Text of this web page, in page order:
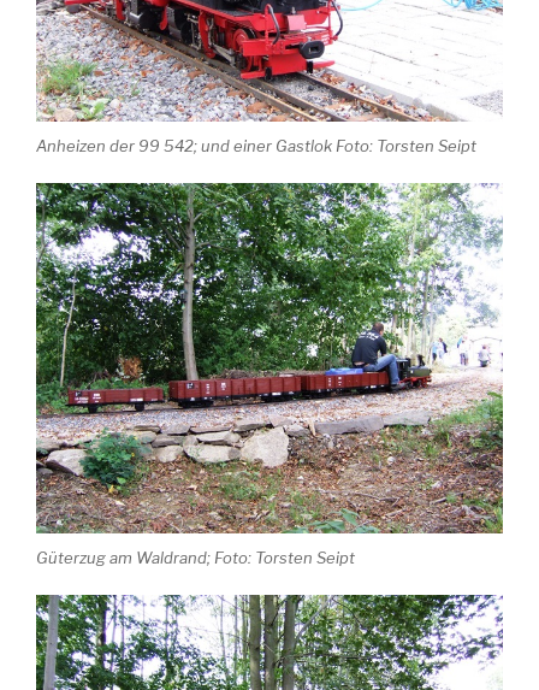
Anheizen der 99 542; und einer Gastlok Foto: Torsten Seipt
Güterzug am Waldrand; Foto: Torsten Seipt